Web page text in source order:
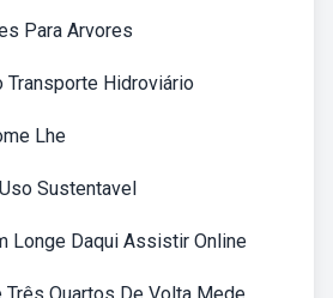
Para Arvores
Transporte Hidroviário
Lhe
Sustentavel
Longe Daqui Assistir Online